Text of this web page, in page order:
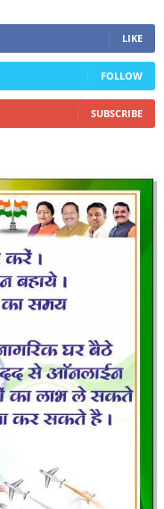
LIKE
FOLLOW
SUBSCRIBE